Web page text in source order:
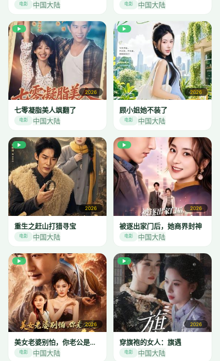
电影 中国大陆 电影 中国大陆
2026
▶
七零凝脂美人飒翻了
电影 中国大陆
2026
▶
顾小姐她不装了
电影 中国大陆
2026
▶
重生之赶山打猎寻宝
电影 中国大陆
2026
▶
被逐出家门后，她商界封神
电影 中国大陆
2026
▶
美女老婆别怕，你老公是无敌天师
电影 中国大陆
2026
▶
穿旗袍的女人：旗遇
电影 中国大陆